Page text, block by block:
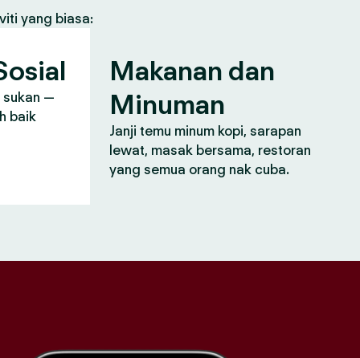
yang biasa:
sukan —
baik
Makanan dan
Minuman
Janji temu minum kopi, sarapan
lewat, masak bersama, restoran
yang semua orang nak cuba.